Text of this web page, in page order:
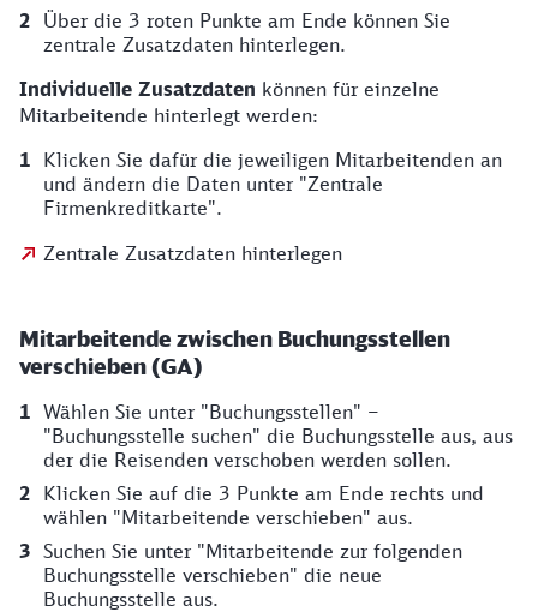
Über die 3 roten Punkte am Ende können Sie
zentrale Zusatzdaten hinterlegen.
Individuelle Zusatzdaten können für einzelne
Mitarbeitende hinterlegt werden:
Klicken Sie dafür die jeweiligen Mitarbeitenden an
und ändern die Daten unter "Zentrale
Firmenkreditkarte".
Zentrale Zusatzdaten hinterlegen
Mitarbeitende zwischen Buchungsstellen
verschieben (GA)
Wählen Sie unter "Buchungsstellen" –
"Buchungsstelle suchen" die Buchungsstelle aus, aus
der die Reisenden verschoben werden sollen.
Klicken Sie auf die 3 Punkte am Ende rechts und
wählen "Mitarbeitende verschieben" aus.
Suchen Sie unter "Mitarbeitende zur folgenden
Buchungsstelle verschieben" die neue
Buchungsstelle aus.